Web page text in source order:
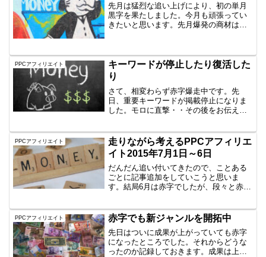
先月は猛烈な追い上げにより、初の単月
黒字を果たしました。今月も頑張ってい
きたいと思います。先月爆発の商材はも
スですが、ライバルも出て...
PPCアフィリエイト
キーワードが停止したり復活した
り
さて、相変わらず赤字爆走中です。先
日、重要キーワードが掲載停止になりま
した。モロに直撃・・その後をお伝えし
でもないんですが、なぜかピンポイント
で掲載停止と。モロにコンバー...
PPCアフィリエイト
走りながら考えるPPCアフィリエ
イト2015年7月1日～6日
だんだん追い付いてきたので、ことある
ごとに記事追加をしていこうと思いま
す。結局6月は赤字でしたが、段々と赤字
よいぞ私は基本的にASPはA8さんと
Affiliate-Bさ...
PPCアフィリエイト 赤字でも新ジャンルを開拓中
先日はついに成果が上がっていても赤字
になったところでした。それからどうな
ったのか記録しておきます。成果は上が